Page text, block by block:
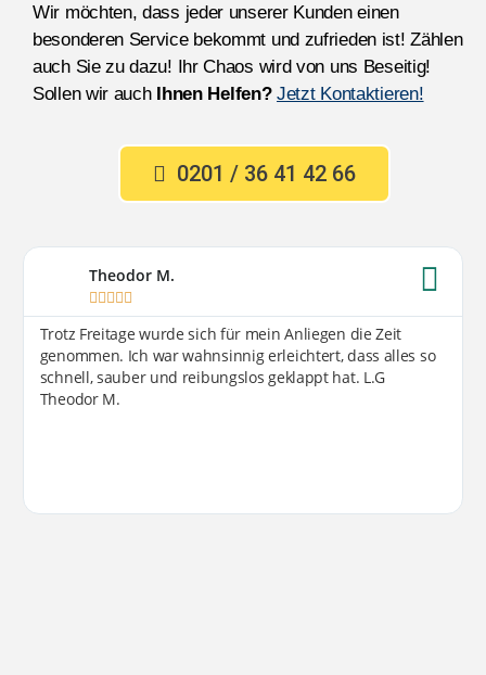
Wir möchten, dass jeder unserer Kunden einen
besonderen Service bekommt und zufrieden ist! Zählen
auch Sie zu dazu! Ihr Chaos wird von uns Beseitig!
Sollen wir auch Ihnen Helfen? Jetzt Kontaktieren!
0201 / 36 41 42 66
Theodor M.
    
Trotz Freitage wurde sich für mein Anliegen die Zeit
genommen. Ich war wahnsinnig erleichtert, dass alles so
schnell, sauber und reibungslos geklappt hat. L.G
Theodor M.